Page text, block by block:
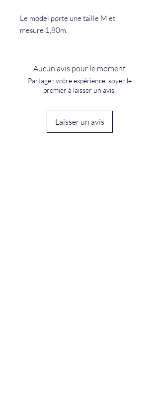
Le model porte une taille M et
mesure 1,80m.
Aucun avis pour le moment
Partagez votre expérience, soyez le
premier à laisser un avis.
Laisser un avis